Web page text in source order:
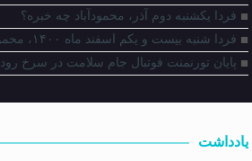
فردا یکشنبه دوم آذر، محمودآباد چه خبره؟
فردا شنبه بیست و یکم اسفند ماه ۱۴۰۰، محمودآباد چه خبره؟
پایان تورنمنت فوتبال جام سلامت در سرخ رود
یادداشت